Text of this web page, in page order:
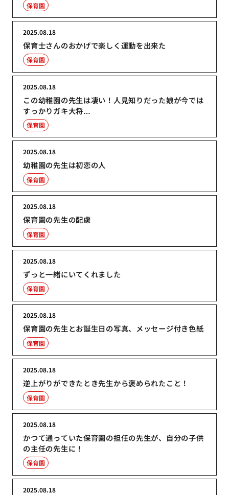
保育園
保育士さんのおかげで楽しく運動を出来た
2025.08.18
保育園
この幼稚園の先生は凄い！人見知りだった娘が今では
すっかりガキ大将…
2025.08.18
保育園
幼稚園の先生は初恋の人
2025.08.18
保育園
保育園の先生の配慮
2025.08.18
保育園
ずっと一緒にいてくれました
2025.08.18
保育園
保育園の先生とお誕生日の写真、メッセージ付き色紙
2025.08.18
保育園
逆上がりができたとき先生から褒められたこと！
2025.08.18
保育園
かつて通っていた保育園の担任の先生が、自分の子供
の主任の先生に！
2025.08.18
保育園
2025.08.18